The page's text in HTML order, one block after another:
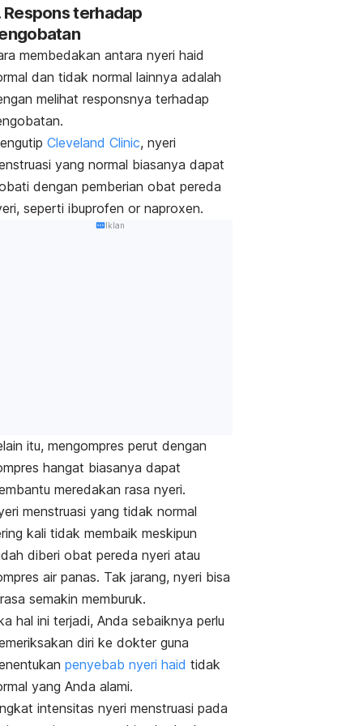
Respons terhadap
membedakan antara nyeri haid
dan tidak normal lainnya adalah
melihat responsnya terhadap
Cleveland Clinic, nyeri
yang normal biasanya dapat
dengan pemberian obat pereda
seperti ibuprofen or naproxen.
Iklan
itu, mengompres perut dengan
hangat biasanya dapat
meredakan rasa nyeri.
menstruasi yang tidak normal
kali tidak membaik meskipun
diberi obat pereda nyeri atau
air panas. Tak jarang, nyeri bisa
semakin memburuk.
hal ini terjadi, Anda sebaiknya perlu
diri ke dokter guna
penyebab nyeri haid tidak
yang Anda alami.
intensitas nyeri menstruasi pada